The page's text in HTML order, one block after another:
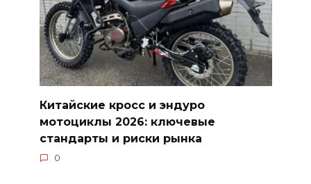
Китайские кросс и эндуро
мотоциклы 2026: ключевые
стандарты и риски рынка
0